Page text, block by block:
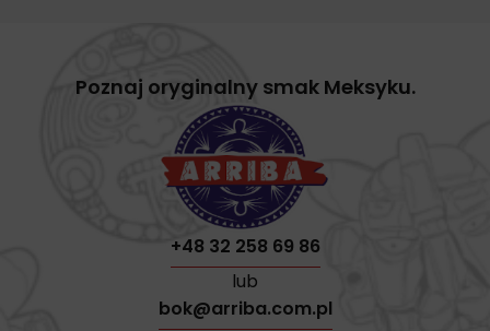
Poznaj oryginalny smak Meksyku.
+48 32 258 69 86
lub
bok@arriba.com.pl